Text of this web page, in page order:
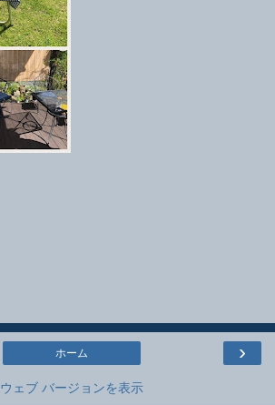
›
ホーム
ウェブ バージョンを表示